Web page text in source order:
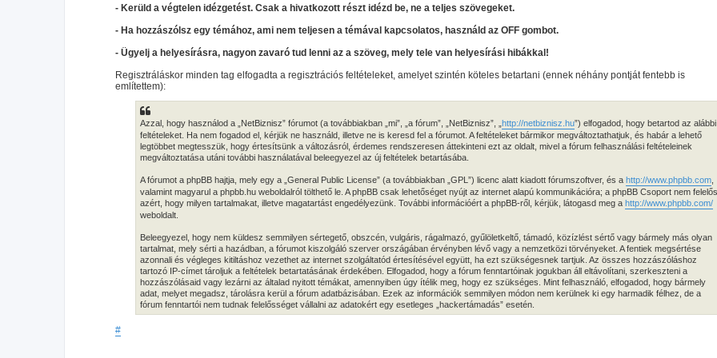
- Kerüld a végtelen idézgetést. Csak a hivatkozott részt idézd be, ne a teljes szövegeket.
- Ha hozzászólsz egy témához, ami nem teljesen a témával kapcsolatos, használd az OFF gombot.
- Ügyelj a helyesírásra, nagyon zavaró tud lenni az a szöveg, mely tele van helyesírási hibákkal!
Regisztráláskor minden tag elfogadta a regisztrációs feltételeket, amelyet szintén köteles betartani (ennek néhány pontját fentebb is
említettem):
Azzal, hogy használod a „NetBiznisz” fórumot (a továbbiakban „mi”, „a fórum”, „NetBiznisz”, „http://netbiznisz.hu”) elfogadod, hogy betartod az alábbi
feltételeket. Ha nem fogadod el, kérjük ne használd, illetve ne is keresd fel a fórumot. A feltételeket bármikor megváltoztathatjuk, és habár a lehető
legtöbbet megtesszük, hogy értesítsünk a változásról, érdemes rendszeresen áttekinteni ezt az oldalt, mivel a fórum felhasználási feltételeinek
megváltoztatása utáni további használatával beleegyezel az új feltételek betartásába.
A fórumot a phpBB hajtja, mely egy a „General Public License” (a továbbiakban „GPL”) licenc alatt kiadott fórumszoftver, és a http://www.phpbb.com,
valamint magyarul a phpbb.hu weboldalról tölthető le. A phpBB csak lehetőséget nyújt az internet alapú kommunikációra; a phpBB Csoport nem felelős
azért, hogy milyen tartalmakat, illetve magatartást engedélyezünk. További információért a phpBB-ről, kérjük, látogasd meg a http://www.phpbb.com/
weboldalt.
Beleegyezel, hogy nem küldesz semmilyen sértegető, obszcén, vulgáris, rágalmazó, gyűlöletkeltő, támadó, közízlést sértő vagy bármely más olyan
tartalmat, mely sérti a hazádban, a fórumot kiszolgáló szerver országában érvényben lévő vagy a nemzetközi törvényeket. A fentiek megsértése
azonnali és végleges kitiltáshoz vezethet az internet szolgáltatód értesítésével együtt, ha ezt szükségesnek tartjuk. Az összes hozzászóláshoz
tartozó IP-címet tároljuk a feltételek betartatásának érdekében. Elfogadod, hogy a fórum fenntartóinak jogukban áll eltávolítani, szerkeszteni a
hozzászólásaid vagy lezárni az általad nyitott témákat, amennyiben úgy ítélik meg, hogy ez szükséges. Mint felhasználó, elfogadod, hogy bármely
adat, melyet megadsz, tárolásra kerül a fórum adatbázisában. Ezek az információk semmilyen módon nem kerülnek ki egy harmadik félhez, de a
fórum fenntartói nem tudnak felelősséget vállalni az adatokért egy esetleges „hackertámadás” esetén.
#